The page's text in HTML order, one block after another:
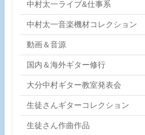
中村太一ライブ&仕事系
中村太一音楽機材コレクション
動画＆音源
国内＆海外ギター修行
大分中村ギター教室発表会
生徒さんギターコレクション
生徒さん作曲作品